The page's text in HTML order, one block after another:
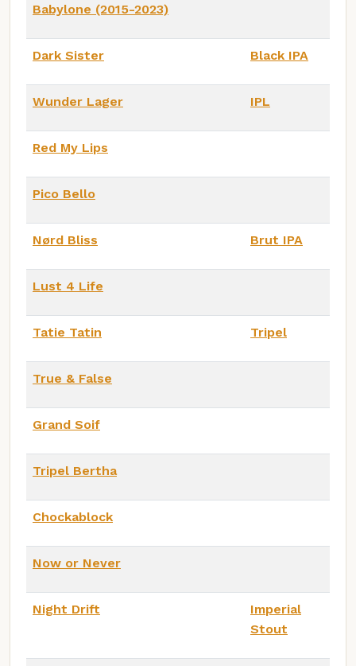
Babylone (2015-2023)
Dark Sister Black IPA
Wunder Lager IPL
Red My Lips
Pico Bello
Nørd Bliss Brut IPA
Lust 4 Life
Tatie Tatin Tripel
True & False
Grand Soif
Tripel Bertha
Chockablock
Now or Never
Night Drift
Imperial
Stout